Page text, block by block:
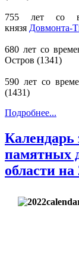
755 лет со
князя Довмонта-
680 лет со
Остров (1341)
590 лет со
(1431)
Подробнее...
Календарь
памятных
области на